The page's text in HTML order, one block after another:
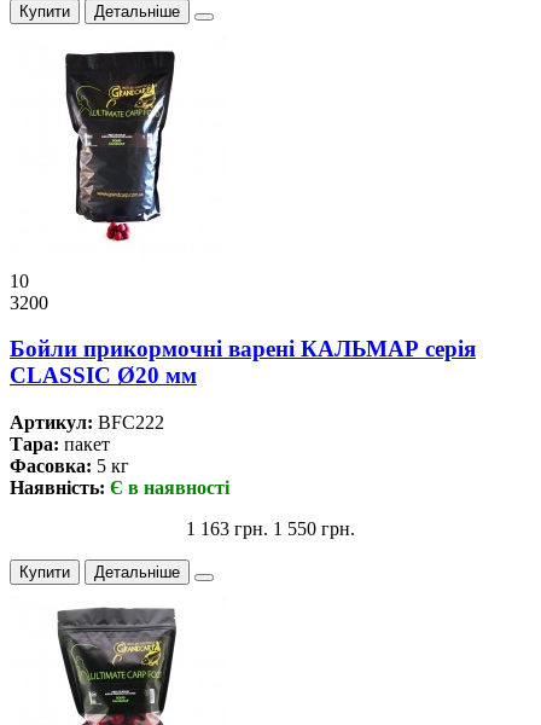
Купити Детальніше
10
3200
Бойли прикормочнi варенi КАЛЬМАР серiя
CLASSIC Ø20 мм
Артикул: BFC222
Тара: пакет
Фасовка: 5 кг
Наявність: Є в наявності
1 163 грн. 1 550 грн.
Купити Детальніше